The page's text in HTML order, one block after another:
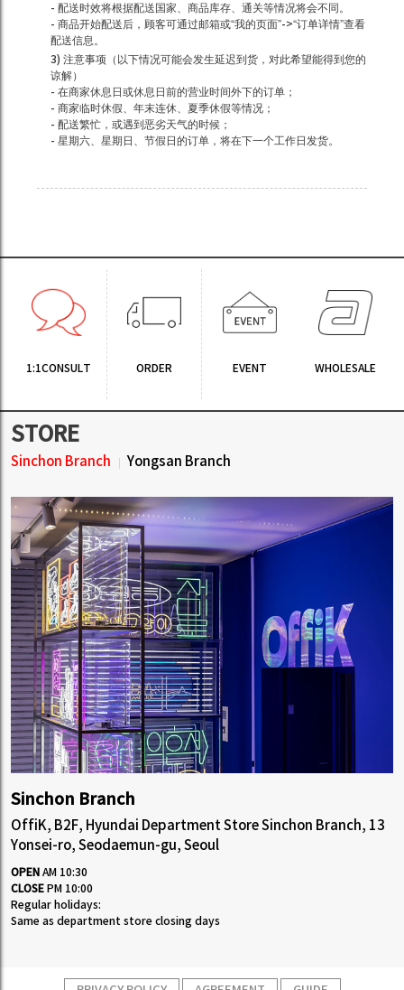
- 配送时效将根据配送国家、商品库存、通关等情况将会不同。
- 商品开始配送后，顾客可通过邮箱或“我的页面”->“订单详情”查看
配送信息。
3) 注意事项（以下情况可能会发生延迟到货，对此希望能得到您的
谅解）
- 在商家休息日或休息日前的营业时间外下的订单；
- 商家临时休假、年末连休、夏季休假等情况；
- 配送繁忙，或遇到恶劣天气的时候；
- 星期六、星期日、节假日的订单，将在下一个工作日发货。
1:1CONSULT ORDER EVENT WHOLESALE
STORE
Sinchon Branch Yongsan Branch
Sinchon Branch
OffiK, B2F, Hyundai Department Store Sinchon Branch, 13
Yonsei-ro, Seodaemun-gu, Seoul
OPEN AM 10:30
CLOSE PM 10:00
Regular holidays:
Same as department store closing days